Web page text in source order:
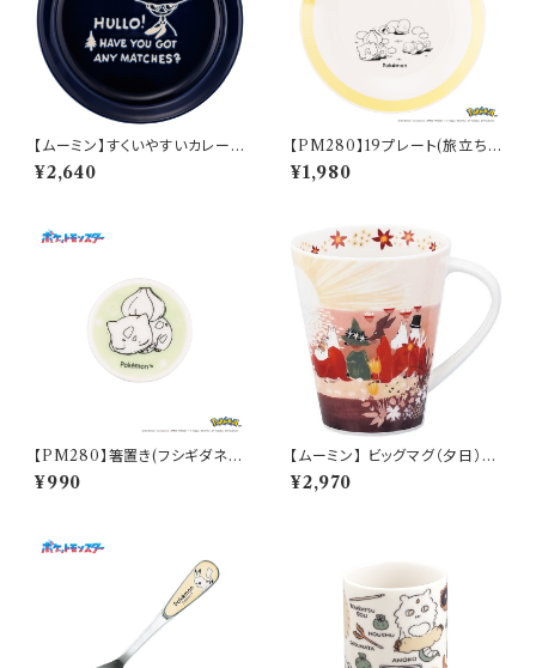
【ムーミン】すくいやすいカレー皿
（スナフキン）【MM9000】MM
9003-320
¥2,640
【PM280】19プレート(旅立ち)
【Daily Sketch】PM285-330
¥1,980
【PM280】箸置き(フシギダネ)
【Daily Sketch】PM281-402
¥990
【ムーミン】 ビッグマグ（夕日）
【MM3200】
¥2,970